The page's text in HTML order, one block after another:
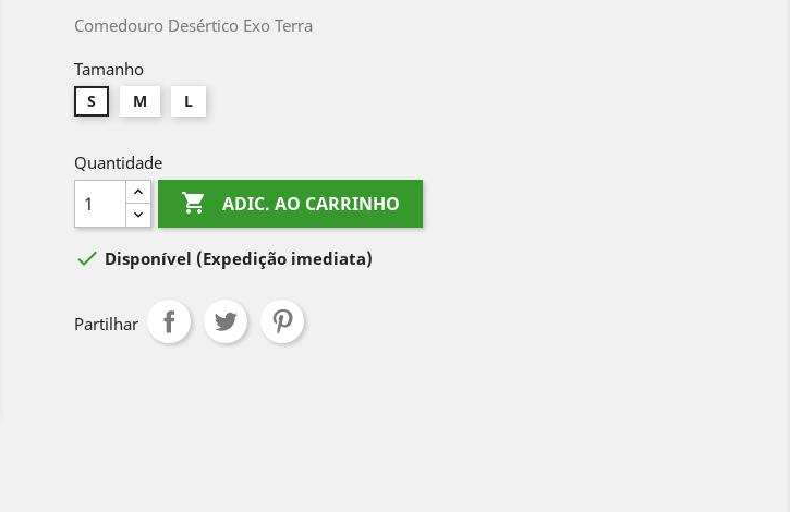
Comedouro Desértico Exo Terra
Tamanho
S M L
Quantidade
 ADIC. AO CARRINHO
 Disponível (Expedição imediata)
Partilhar